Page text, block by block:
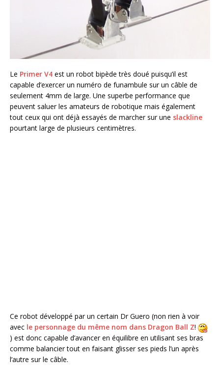
Le Primer V4 est un robot bipède très doué puisqu’il est
capable d’exercer un numéro de funambule sur un câble de
seulement 4mm de large. Une superbe performance que
peuvent saluer les amateurs de robotique mais également
tout ceux qui ont déjà essayés de marcher sur une slackline
pourtant large de plusieurs centimètres.
Ce robot développé par un certain Dr Guero (non rien à voir
avec le personnage du même nom dans Dragon Ball Z!
) est donc capable d’avancer en équilibre en utilisant ses bras
comme balancier tout en faisant glisser ses pieds l’un après
l’autre sur le câble.